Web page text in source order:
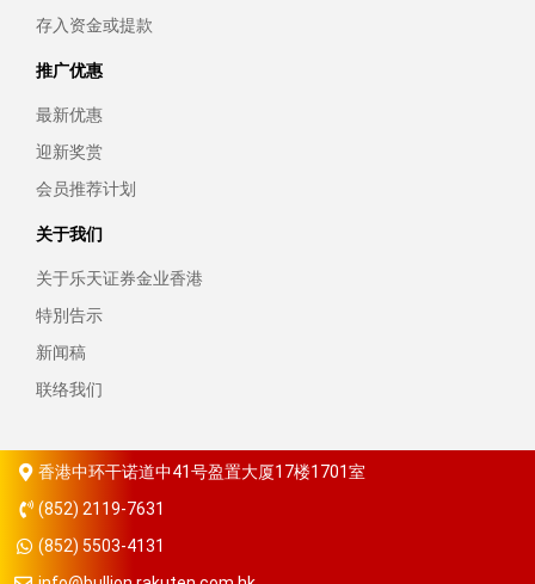
存入资金或提款
推广优惠
最新优惠
迎新奖赏
会员推荐计划
关于我们
关于乐天证券金业香港
特別告示
新闻稿
联络我们
香港中环干诺道中41号盈置大厦17楼1701室
(852) 2119-7631
(852) 5503-4131